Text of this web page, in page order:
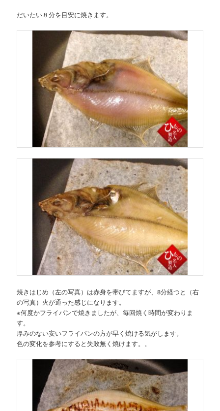
だいたい８分を目安に焼きます。
焼きはじめ（左の写真）は赤身を帯びてますが、8分経つと（右
の写真）火が通った感じになります。
※何度かフライパンで焼きましたが、毎回焼く時間が変わりま
す。
厚みのない安いフライパンの方が早く焼ける気がします。
色の変化を参考にすると失敗無く焼けます。。